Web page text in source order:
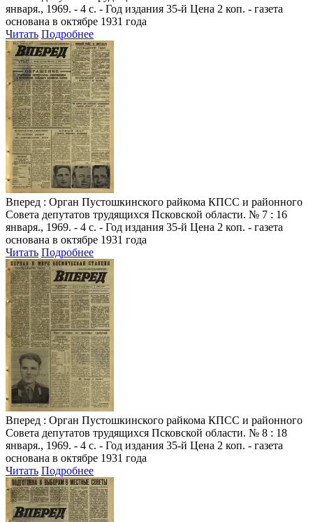
января., 1969. - 4 с. - Год издания 35-й Цена 2 коп. - газета
основана в октябре 1931 года
Читать Подробнее
Вперед : Орган Пустошкинского райкома КПСС и районного
Совета депутатов трудящихся Псковской области. № 7 : 16
января., 1969. - 4 с. - Год издания 35-й Цена 2 коп. - газета
основана в октябре 1931 года
Читать Подробнее
Вперед : Орган Пустошкинского райкома КПСС и районного
Совета депутатов трудящихся Псковской области. № 8 : 18
января., 1969. - 4 с. - Год издания 35-й Цена 2 коп. - газета
основана в октябре 1931 года
Читать Подробнее